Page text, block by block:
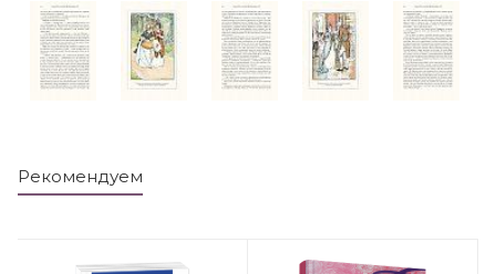
Рекомендуем